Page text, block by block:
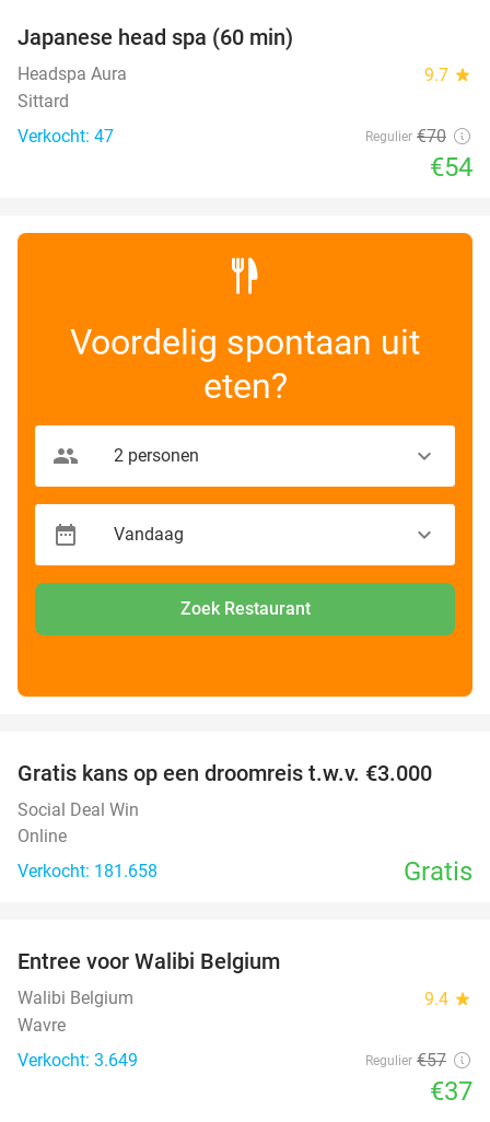
Japanese head spa (60 min)
Headspa Aura 9.7 star
Sittard
Verkocht: 47
Regulier €70
€54
Voordelig spontaan uit
eten?
Zoek Restaurant
Gratis kans op een droomreis t.w.v. €3.000
Social Deal Win
Online
Verkocht: 181.658
Gratis
Entree voor Walibi Belgium
Walibi Belgium 9.4 star
Wavre
Verkocht: 3.649
Regulier €57
€37